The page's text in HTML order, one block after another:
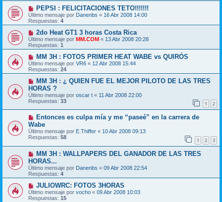
PEPSI : FELICITACIONES TETO!!!!!!!
Último mensaje por Danenbs « 16 Abr 2008 14:00
Respuestas: 4
2do Heat GT1 3 horas Costa Rica
Último mensaje por MM.COM « 13 Abr 2008 20:28
Respuestas: 1
MM 3H : FOTOS PRIMER HEAT WABE vs QUIRÓS
Último mensaje por VR6 « 12 Abr 2008 15:44
Respuestas: 24
MM 3H : ¿ QUIEN FUE EL MEJOR PILOTO DE LAS TRES
HORAS ?
Último mensaje por oscar t « 11 Abr 2008 22:00
Respuestas: 33 1 2
Entonces es culpa mía y me “paseé” en la carrera de
Wabe
Último mensaje por E.Thiffer « 10 Abr 2008 09:13
Respuestas: 58 1 2 3
MM 3H : WALLPAPERS DEL GANADOR DE LAS TRES
HORAS...
Último mensaje por Danenbs « 09 Abr 2008 22:54
Respuestas: 4
JULIOWRC: FOTOS 3HORAS
Último mensaje por vocho « 09 Abr 2008 10:03
Respuestas: 15